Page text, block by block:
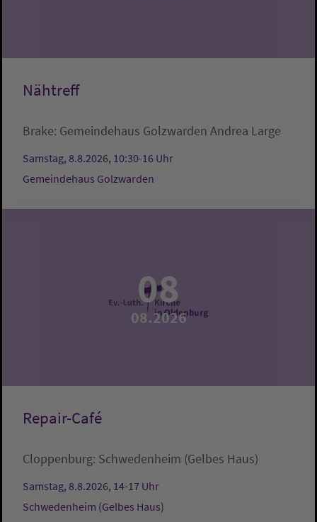
Nähtreff
Brake: Gemeindehaus Golzwarden Andrea Large
Samstag, 8.8.2026, 10:30-16 Uhr
Gemeindehaus Golzwarden
08
08.2026
Repair-Café
Cloppenburg: Schwedenheim (Gelbes Haus)
Samstag, 8.8.2026, 14-17 Uhr
Schwedenheim (Gelbes Haus)